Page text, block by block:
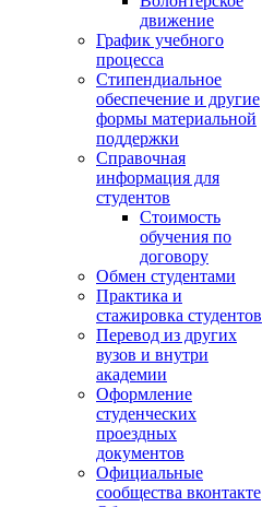
движение
График учебного
процесса
Стипендиальное
обеспечение и другие
формы материальной
поддержки
Справочная
информация для
студентов
Cтоимость
обучения по
договору
Обмен студентами
Практика и
стажировка студентов
Перевод из других
вузов и внутри
академии
Оформление
студенческих
проездных
документов
Официальные
сообщества вконтакте